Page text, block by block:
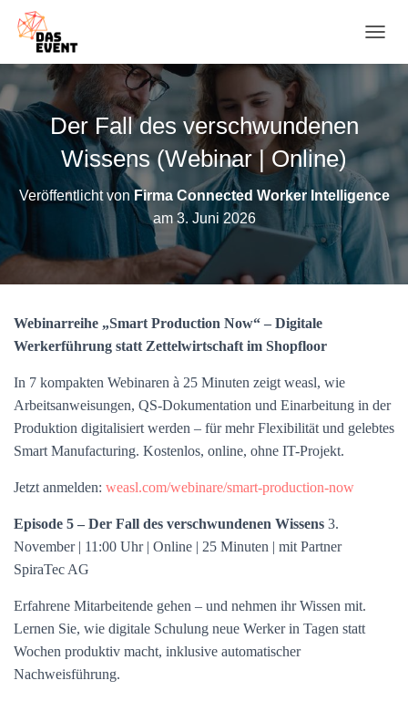
A
N
H
Der Fall des verschwundenen
Wissens (Webinar | Online)
Veröffentlicht vonFirma Connected Worker Intelligence
am 3. Juni 2026
Webinarreihe „Smart Production Now“ – Digitale
Werkerführung statt Zettelwirtschaft im Shopfloor
In 7 kompakten Webinaren à 25 Minuten zeigt weasl, wie
Arbeitsanweisungen, QS-Dokumentation und Einarbeitung in der
Produktion digitalisiert werden – für mehr Flexibilität und gelebtes
Smart Manufacturing. Kostenlos, online, ohne IT-Projekt.
Jetzt anmelden: weasl.com/webinare/smart-production-now
Episode 5 – Der Fall des verschwundenen Wissens 3.
November | 11:00 Uhr | Online | 25 Minuten | mit Partner
SpiraTec AG
Erfahrene Mitarbeitende gehen – und nehmen ihr Wissen mit.
Lernen Sie, wie digitale Schulung neue Werker in Tagen statt
Wochen produktiv macht, inklusive automatischer
Nachweisführung.